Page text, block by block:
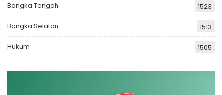
Bangka Tengah 1523
Bangka Selatan 1513
Hukum 1505